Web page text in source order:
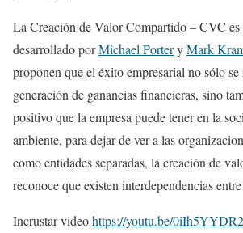
La Creación de Valor Compartido – CVC es
desarrollado porMichael PorteryMark
proponen que el éxito empresarial no sólo
generación de ganancias financieras, sino
positivo que la empresa puede tener en la
ambiente, para dejar de ver a las
como entidades separadas, la creación de
reconoce que existen interdependencias
Incrustar videohttps://youtu.be/